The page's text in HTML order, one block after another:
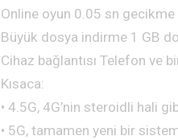
Online oyun 0.05 sn
Büyük dosya indirme 1 GB
Cihaz bağlantısı Telefon ve
Kısaca:
• 4.5G, 4G’nin steroidli hali
• 5G, tamamen yeni bir